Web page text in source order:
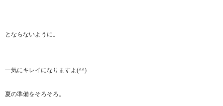
とならないように。⁡
一気にキレイになりますよ(^^)
夏の準備をそろそろ。⁡